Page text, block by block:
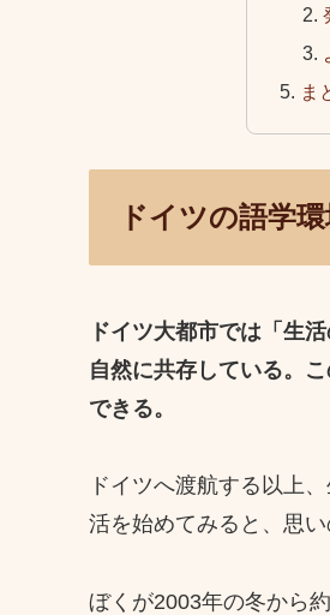
ま
ドイツの語学
ドイツ大都市では「生
自然に共存している。
できる。
ドイツへ渡航する以上
活を始めてみると、思
ぼくが2003年の冬から